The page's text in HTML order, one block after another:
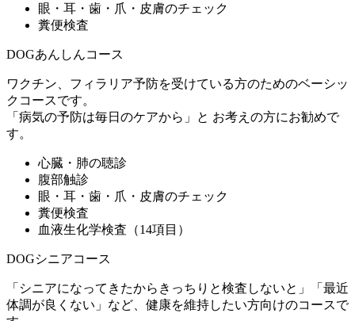
眼・耳・歯・爪・皮膚のチェック
糞便検査
DOGあんしんコース
ワクチン、フィラリア予防を受けている方のためのベーシッ
クコースです。
「病気の予防は毎日のケアから」と お考えの方にお勧めで
す。
心臓・肺の聴診
腹部触診
眼・耳・歯・爪・皮膚のチェック
糞便検査
血液生化学検査（14項目）
DOGシニアコース
「シニアになってきたからきっちりと検査しないと」「最近
体調が良くない」など、健康を維持したい方向けのコースで